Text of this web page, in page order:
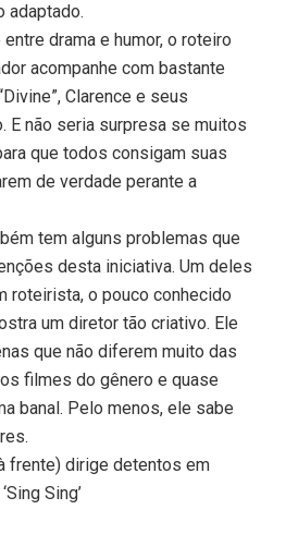
adaptado.
drama e humor, o roteiro
acompanhe com bastante
Clarence e seus
E não seria surpresa se muitos
que todos consigam suas
de verdade perante a
tem alguns problemas que
desta iniciativa. Um deles
roteirista, o pouco conhecido
um diretor tão criativo. Ele
que não diferem muito das
filmes do gênero e quase
banal. Pelo menos, ele sabe
frente) dirige detentos em
Sing’